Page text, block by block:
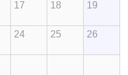
17 18 19
24 25 26